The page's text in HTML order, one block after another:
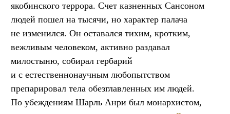
якобинского террора. Счет казненных Сансоном
людей пошел на тысячи, но характер палача
не изменился. Он оставался тихим, кротким,
вежливым человеком, активно раздавал
милостыню, собирал гербарий
и с естественнонаучным любопытством
препарировал тела обезглавленных им людей.
По убеждениям Шарль Анри был монархистом,